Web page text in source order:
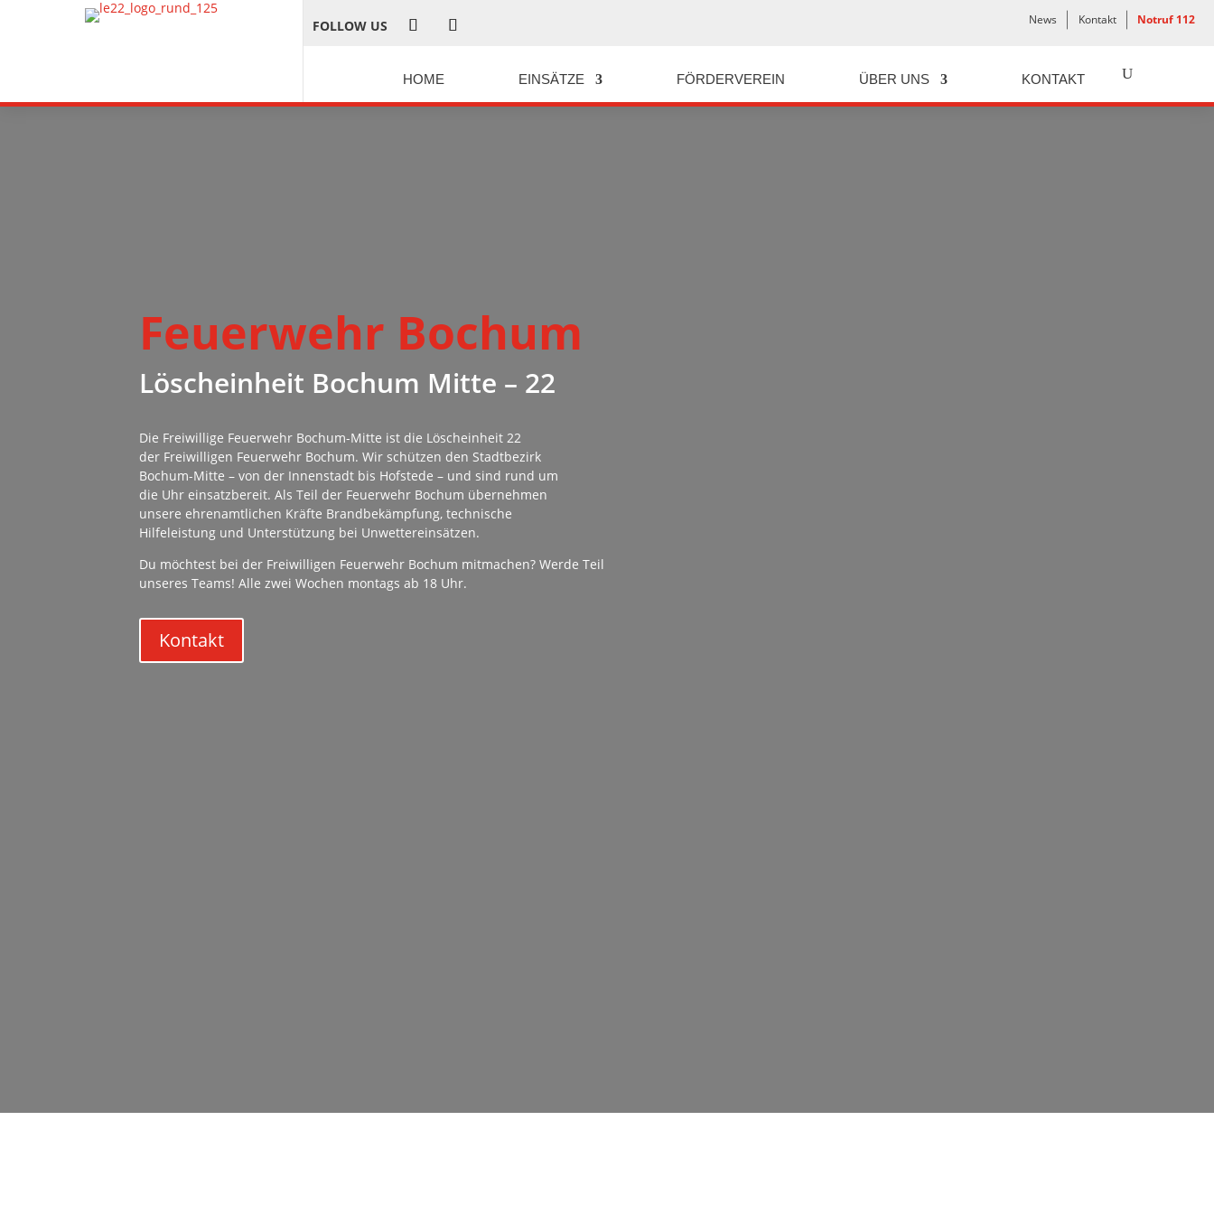
FOLLOW US News Kontakt Notruf 112
HOME EINSÄTZE FÖRDERVEREIN ÜBER UNS KONTAKT
Feuerwehr Bochum
Löscheinheit Bochum Mitte – 22
Die Freiwillige Feuerwehr Bochum-Mitte ist die Löscheinheit 22
der Freiwilligen Feuerwehr Bochum. Wir schützen den Stadtbezirk
Bochum-Mitte – von der Innenstadt bis Hofstede – und sind rund um
die Uhr einsatzbereit. Als Teil der Feuerwehr Bochum übernehmen
unsere ehrenamtlichen Kräfte Brandbekämpfung, technische
Hilfeleistung und Unterstützung bei Unwettereinsätzen.
Du möchtest bei der Freiwilligen Feuerwehr Bochum mitmachen? Werde Teil
unseres Teams! Alle zwei Wochen montags ab 18 Uhr.
Kontakt